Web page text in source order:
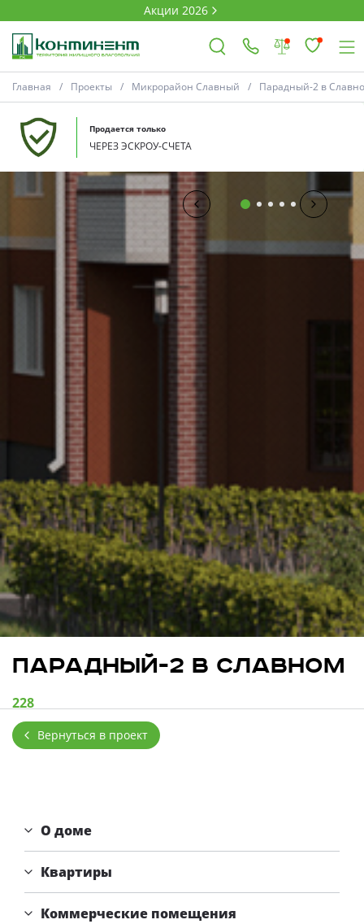
Акции 2026
Ковров
Проекты
Новости
Выбор недвижимости
Свои Люди
Офис продаж
Работа
О компании
Онлайн-запись
Главная Проекты Микрорайон Славный Парадный-2 в
Продается только
ЧЕРЕЗ ЭСКРОУ-СЧЕТА
Парадный-2 в Славном
228
квартир в продаже
3,51
Вернуться в проект
О доме
Квартиры
Коммерческие помещения